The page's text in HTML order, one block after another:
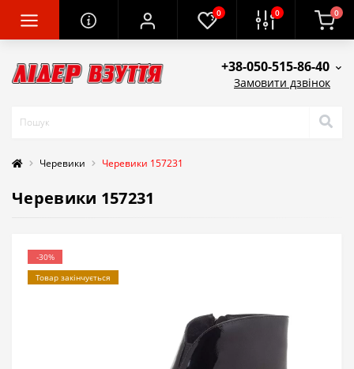
0 0 0
+38-050-515-86-40
Замовити дзвінок
Черевики Черевики 157231
Черевики 157231
-30%
Товар закінчується